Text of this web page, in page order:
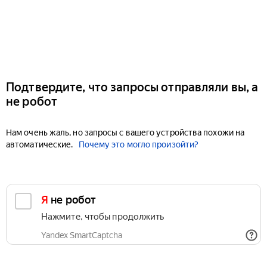
Подтвердите, что запросы отправляли вы, а
не робот
Нам очень жаль, но запросы с вашего устройства похожи на
автоматические.
Почему это могло произойти?
Я не робот
Нажмите, чтобы продолжить
Yandex SmartCaptcha